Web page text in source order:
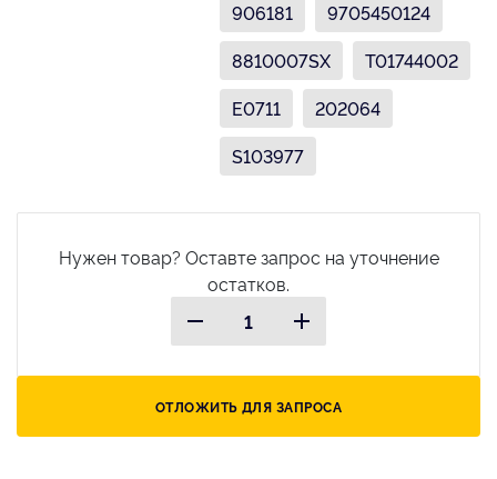
906181
9705450124
8810007SX
T01744002
E0711
202064
S103977
Нужен товар? Оставте запрос на уточнение
остатков.
ОТЛОЖИТЬ ДЛЯ ЗАПРОСА